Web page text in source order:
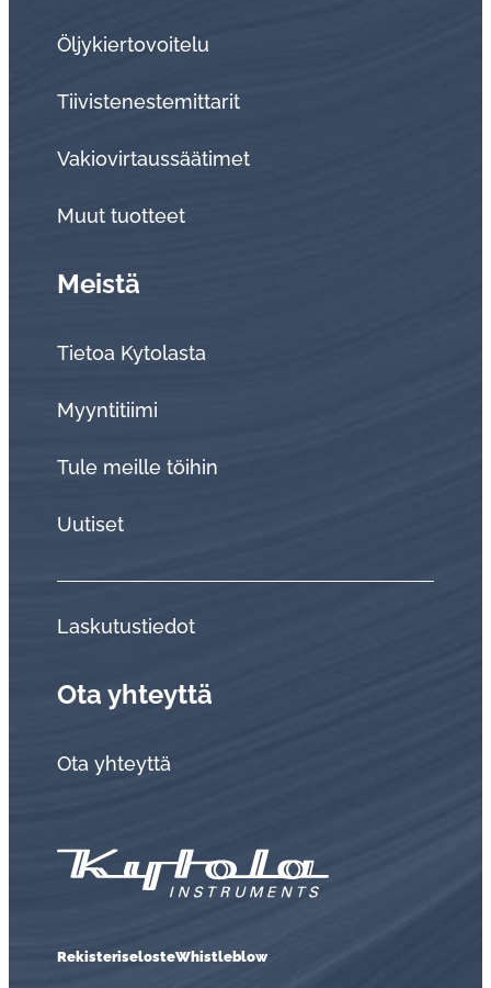
Öljykiertovoitelu
Tiivistenestemittarit
Vakiovirtaussäätimet
Muut tuotteet
Meistä
Tietoa Kytolasta
Myyntitiimi
Tule meille töihin
Uutiset
Laskutustiedot
Ota yhteyttä
Ota yhteyttä
RekisteriselosteWhistleblow